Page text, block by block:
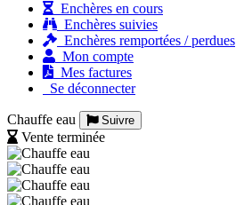
Enchères en cours
Enchères suivies
Enchères remportées / perdues
Mon compte
Mes factures
Se déconnecter
Chauffe eau Suivre
Vente terminée